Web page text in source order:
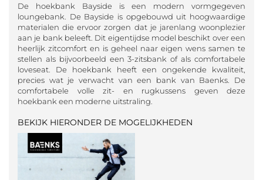
De hoekbank Bayside is een modern vormgegeven
loungebank. De Bayside is opgebouwd uit hoogwaardige
materialen die ervoor zorgen dat je jarenlang woonplezier
aan je bank beleeft. Dit eigentijdse model beschikt over een
heerlijk zitcomfort en is geheel naar eigen wens samen te
stellen als bijvoorbeeld een 3-zitsbank of als comfortabele
loveseat. De hoekbank heeft een ongekende kwaliteit,
precies wat je verwacht van een bank van Baenks. De
comfortabele volle zit- en rugkussens geven deze
hoekbank een moderne uitstraling.
BEKIJK HIERONDER DE MOGELIJKHEDEN